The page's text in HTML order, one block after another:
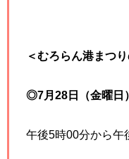
＜むろらん港まつ
◎7月28日（金曜日）
午後5時00分から